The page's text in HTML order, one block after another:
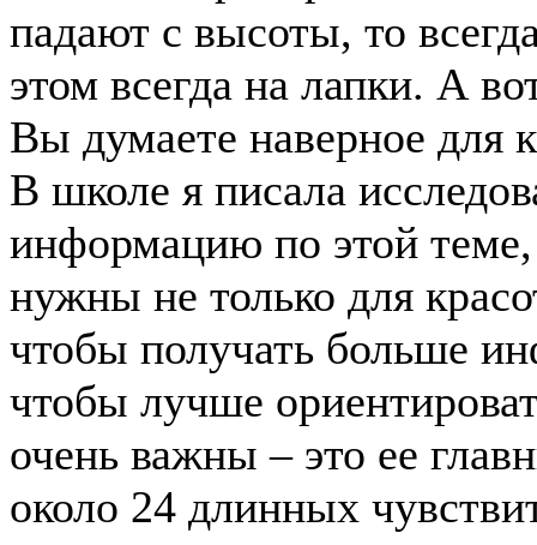
падают с высоты, то
этом всегда на лапки. А
Вы думаете наверное для
В школе я писала
информацию по этой
нужны не только для
чтобы получать больше
чтобы лучше
очень важны – это ее
около 24 длинных